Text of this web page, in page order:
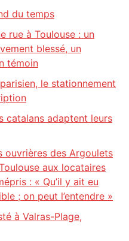
du temps
rue à Toulouse : un
blessé, un
témoin
le stationnement
catalans adaptent leurs
ouvrières des Argoulets
aux locataires
: « Qu’il y ait eu
; on peut l’entendre »
à Valras-Plage,